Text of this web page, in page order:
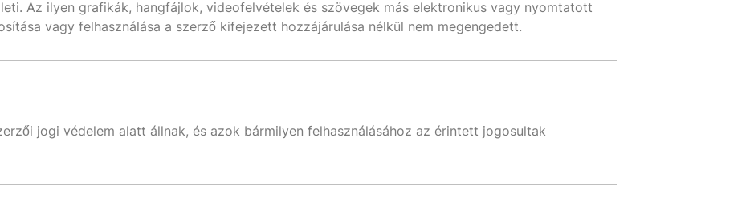
Az ilyen grafikák, hangfájlok, videofelvételek és szövegek más elektronikus vagy nyomtatott
vagy felhasználása a szerző kifejezett hozzájárulása nélkül nem megengedett.
jogi védelem alatt állnak, és azok bármilyen felhasználásához az érintett jogosultak